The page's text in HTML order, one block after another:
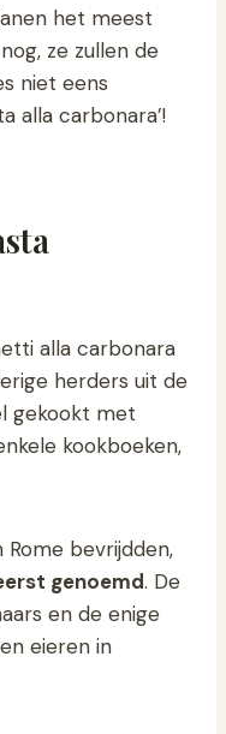
het meest
ze zullen de
niet eens
alla carbonara’!
alla carbonara
herders uit de
gekookt met
kookboeken,
bevrijdden,
genoemd. De
en de enige
eieren in